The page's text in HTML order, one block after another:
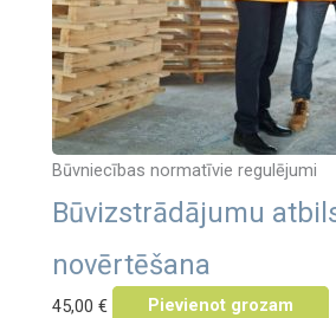
Būvniecības normatīvie regulējumi
Būvizstrādājumu
novērtēšana
45,00 € Pievienot grozam